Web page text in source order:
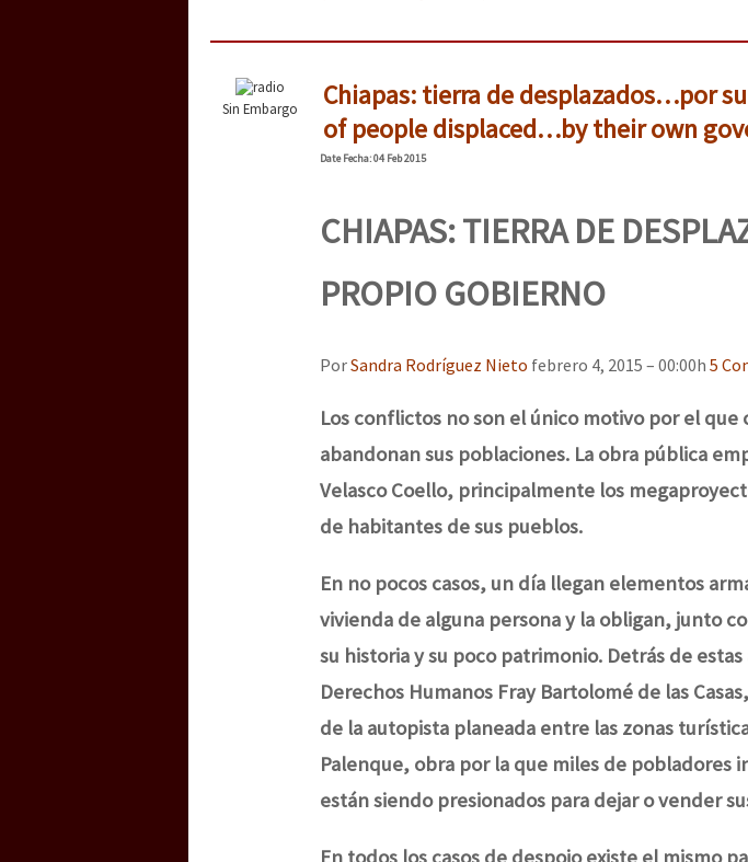
Sin Embargo Chiapas: tierra de desplazados…por
of people displaced…by their own
DateFecha: 04 Feb 2015
CHIAPAS: TIERRA DE
PROPIO GOBIERNO
PorSandra Rodríguez Nieto febrero 4, 2015 – 00:00h 5
Los conflictos no son el único motivo por el
abandonan sus poblaciones. La obra pública
Velasco Coello, principalmente los
de habitantes de sus pueblos.
En no pocos casos, un día llegan elementos
vivienda de alguna persona y la obligan, junto
su historia y su poco patrimonio. Detrás de
Derechos Humanos Fray Bartolomé de las
de la autopista planeada entre las zonas
Palenque, obra por la que miles de pobladores
están siendo presionados para dejar o vender
En todos los casos de despojo existe el mismo